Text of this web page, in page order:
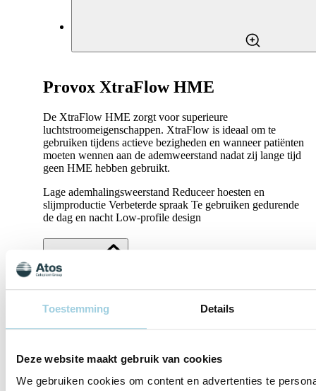
Toestemming Details
Deze website maakt gebruik van cookies
We gebruiken cookies om content en advertenties te
Provox XtraFlow HME
De XtraFlow HME zorgt voor superieure
luchtstroomeigenschappen. XtraFlow is ideaal om te
gebruiken tijdens actieve bezigheden en wanneer patiënten
moeten wennen aan de ademweerstand nadat zij lange tijd
geen HME hebben gebruikt.
Lage ademhalingsweerstand Reduceer hoesten en
slijmproductie Verbeterde spraak Te gebruiken gedurende
de dag en nacht Low-profile design